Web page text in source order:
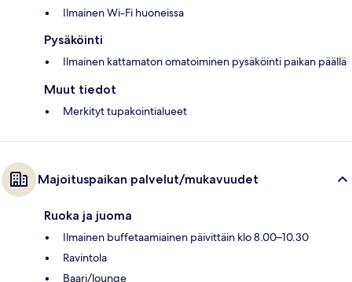
Ilmainen Wi-Fi huoneissa
Pysäköinti
Ilmainen kattamaton omatoiminen pysäköinti paikan päällä
Muut tiedot
Merkityt tupakointialueet
Majoituspaikan palvelut/mukavuudet
Ruoka ja juoma
Ilmainen buffetaamiainen päivittäin klo 8.00–10.30
Ravintola
Baari/lounge